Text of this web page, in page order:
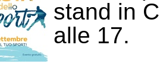
stand in
alle 17.